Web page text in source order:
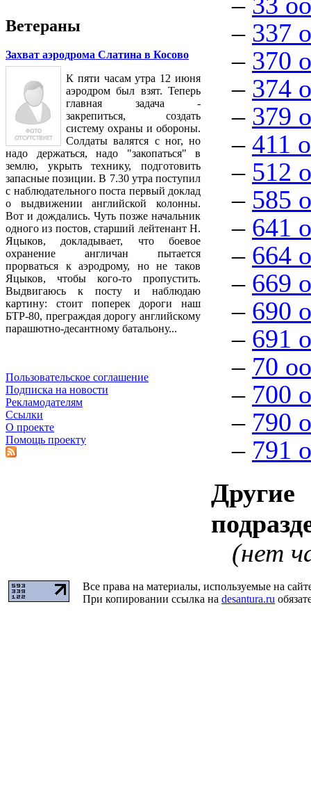
Ветераны
Захват аэродрома Слатина в Косово
К пяти часам утра 12 июня
аэродром был взят. Теперь
главная задача -
закрепиться, создать
систему охраны и обороны.
Солдаты валятся с ног, но
надо держаться, надо "закопаться" в
землю, укрыть технику, подготовить
запасные позиции. В 7.30 утра поступил
с наблюдательного поста первый доклад
о выдвижении английской колонны.
Вот и дождались. Чуть позже начальник
одного из постов, старший лейтенант Н.
Яцыков, докладывает, что боевое
охранение англичан пытается
прорваться к аэродрому, но не таков
Яцыков, чтобы кого-то пропустить.
Выдвигаюсь к посту и наблюдаю
картину: стоит поперек дороги наш
БТР-80, преграждая дорогу английскому
парашютно-десантному батальону...
Пользовательское соглашение
Подписка на новости
Рекламодателям
Ссылки
О проекте
Помощь проекту
– 337
– 370
– 374
– 379
– 411
– 512
– 585
– 641
– 664
– 669
– 690
– 691
– 70
– 700
– 790
– 791
Другие
(нет
Все права на материалы, используемые на
При копировании ссылка на desantura.ru